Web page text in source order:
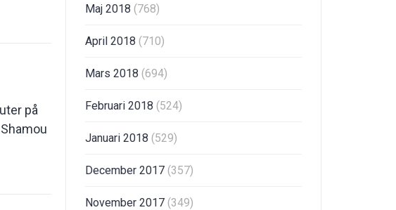
på
Maj 2018 (768)
April 2018 (710)
Mars 2018 (694)
Februari 2018 (524)
Januari 2018 (529)
December 2017 (357)
November 2017 (349)